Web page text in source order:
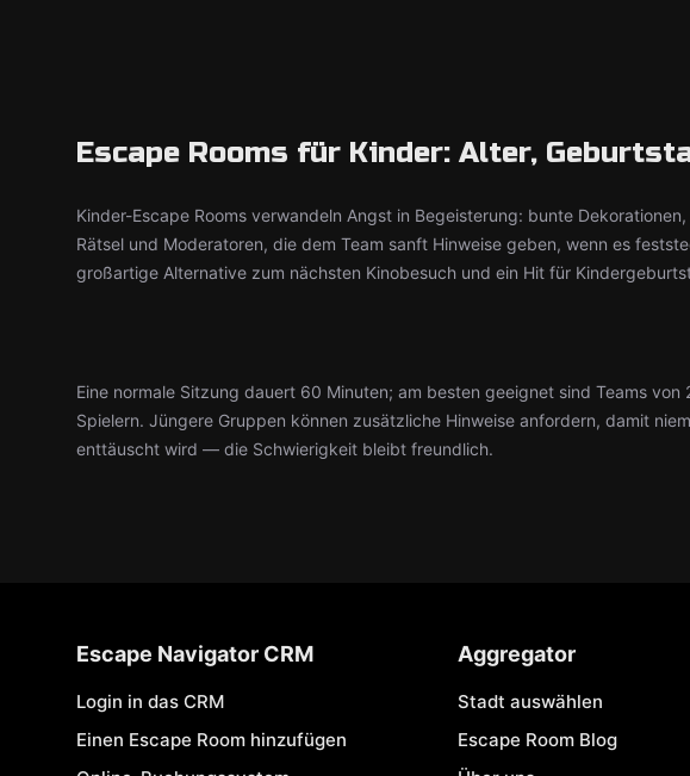
Escape Rooms für Kinder: Alter,
Kinder-Escape Rooms verwandeln Angst in Begeisterung: bunte
Rätsel und Moderatoren, die dem Team sanft Hinweise geben, wenn es
großartige Alternative zum nächsten Kinobesuch und ein Hit für
Eine normale Sitzung dauert 60 Minuten; am besten geeignet sind Teams von
Spielern. Jüngere Gruppen können zusätzliche Hinweise anfordern, damit
enttäuscht wird — die Schwierigkeit bleibt freundlich.
Escape Navigator CRM
Login in das CRM
Einen Escape Room hinzufügen
Aggregator
Stadt auswählen
Escape Room Blog